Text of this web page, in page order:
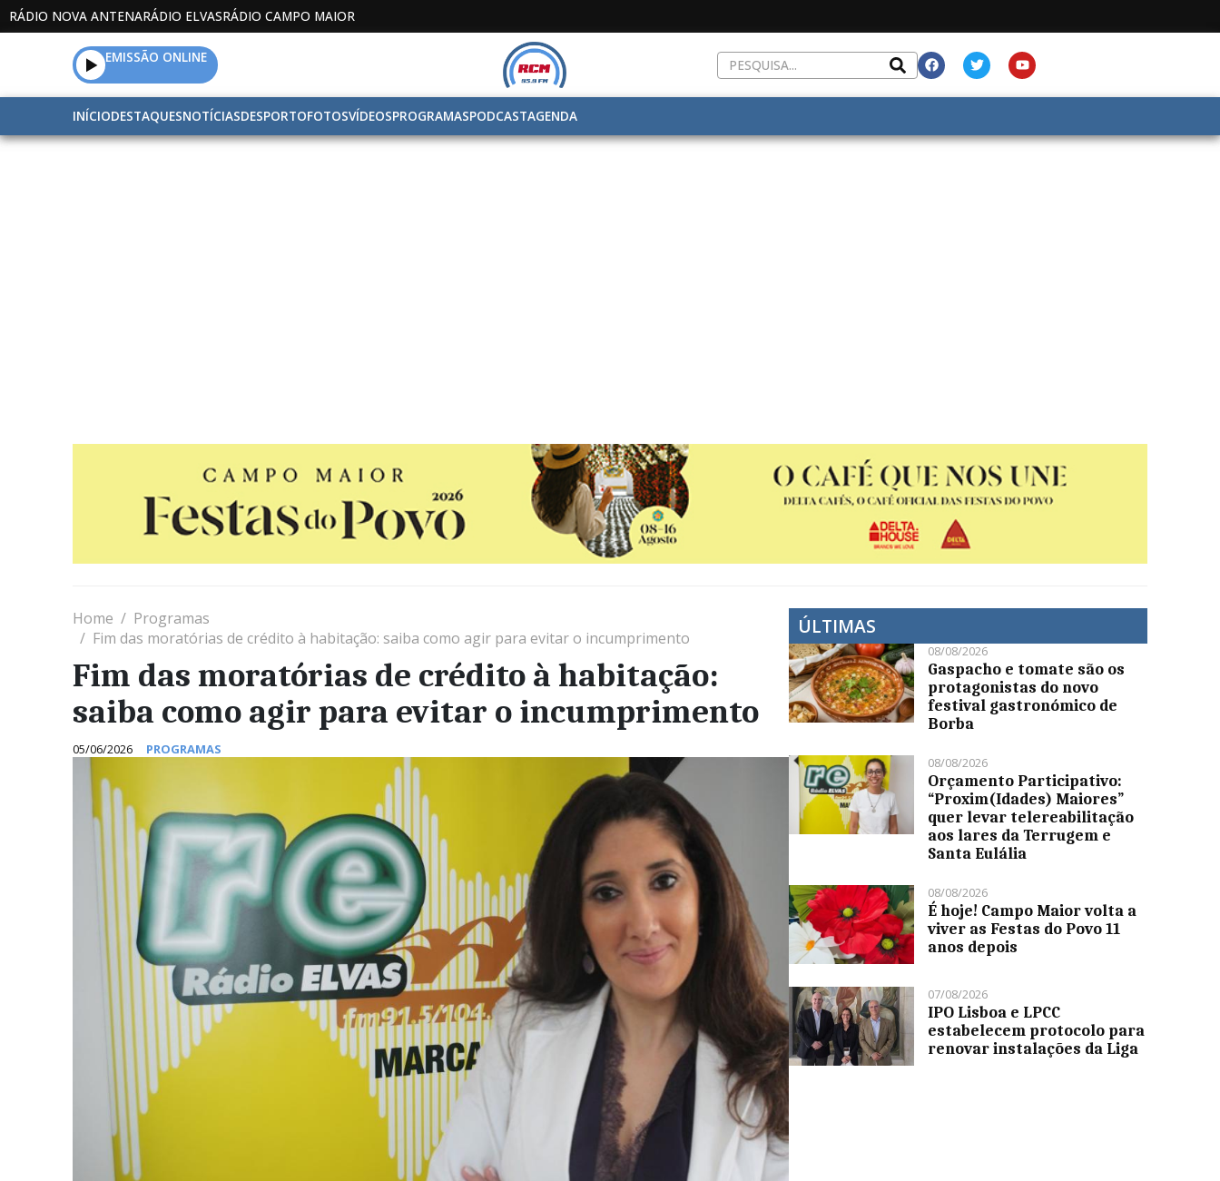
RÁDIO NOVA ANTENARÁDIO ELVASRÁDIO CAMPO MAIOR
EMISSÃO ONLINE
INÍCIODESTAQUESNOTÍCIASDESPORTOFOTOSVÍDEOSPROGRAMASPODCASTAGENDA
Home
Programas
Fim das moratórias de crédito à habitação: saiba como agir para evitar o incumprimento
Fim das moratórias de crédito à habitação:
saiba como agir para evitar o incumprimento
05/06/2026 PROGRAMAS
ÚLTIMAS
08/08/2026
Gaspacho e tomate são os
protagonistas do novo
festival gastronómico de
Borba
08/08/2026
Orçamento Participativo:
“Proxim(Idades) Maiores”
quer levar telereabilitação
aos lares da Terrugem e
Santa Eulália
08/08/2026
É hoje! Campo Maior volta a
viver as Festas do Povo 11
anos depois
07/08/2026
IPO Lisboa e LPCC
estabelecem protocolo para
renovar instalações da Liga